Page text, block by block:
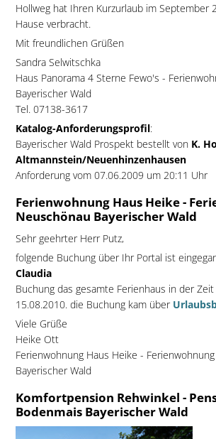
Hollweg hat Ihren Kurzurlaub im September
Hause verbracht.
Mit freundlichen Grüßen
Sandra Selwitschka
Haus Panorama 4 Sterne Fewo's -
Bayerischer Wald
Tel. 07138-3617
Katalog-Anforderungsprofil:
Bayerischer Wald Prospekt bestellt von K.
Altmannstein/Neuenhinzenhausen
Anforderung vom 07.06.2009 um 20:11 Uhr
Ferienwohnung Haus Heike -
Neuschönau Bayerischer Wald
Sehr geehrter Herr Putz,
folgende Buchung über Ihr Portal ist
Claudia
Buchung das gesamte Ferienhaus in der
15.08.2010. die Buchung kam über
Viele Grüße
Heike Ott
Ferienwohnung Haus Heike -
Bayerischer Wald
Komfortpension Rehwinkel -
Bodenmais Bayerischer Wald